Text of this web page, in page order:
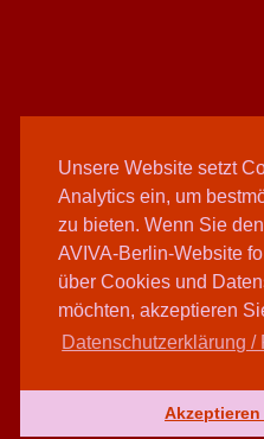
Unsere Website setzt
Analytics ein, um
zu bieten. Wenn Sie
AVIVA-Berlin-Website
über Cookies und
möchten, akzeptieren
Datenschutzerklärung /